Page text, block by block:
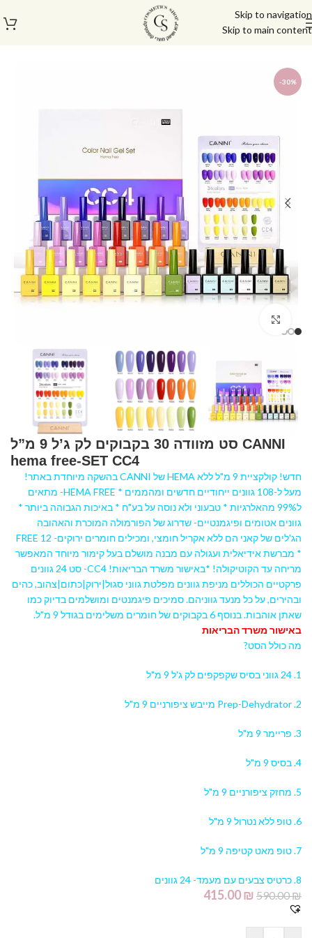
Skip to navigation
Skip to main content
-30%
CANNI סט מזוודה 30 בקבוקים לק ג’ל 9 מ”ל
hema free-SET CC4
חדש! קולקציית 9 מ"ל ללא HEMA של CANNI בהשקה מיוחדת באתר!
מעל ל-108 גוונים ייחודיים חדשים ומהממים * HEMA FREE- מתאים
ל99% מהאלרגיות * טבעוני ולא נוסה על בע"ח * באיכות הגבוהה ביותר *
גוונים אטומים ופיגמנטיים- שדרוג של הפורמולה המוכרת והאהובה
הג'לים של קאני הם ללא אקריל חומצי, ומכילים חומרים ירוקים- 12 FREE
* מברשת אידיאלית ועגולה עם מבנה מושלם בעל קימור מיוחד המאפשר
מריחה עד הקוטיקולה! *באישור משרד הבריאות! CC4- סט 24 גוונים
פרקטיים הכוללים מניפת גוונים מפלטת גווני סגול|ירוק|כתום|צהוב, כהים
ובהירים, על כל מנעד גווניהם. סמיכים פיגמנטים ומושלמים בדיוק כמו
שאתן אוהבות. בנוסף 6 בקבוקים של חומרים משלימים בגודל 9 מ"ל.
באישור משרד הבריאות
מה כולל הסט?
1. 24 גווני בסיס שקפקפים לק ג'ל 9 מ"ל
2. Prep-Dehydrator מייבש ציפורניים 9 מ"ל
3. פריימר 9 מ"ל
4. בסיס 9 מ"ל
5. מחזק ציפורניים 9 מ"ל
6. טופ ללא נטרול 9 מ"ל
7. טופ מאט קטיפה 9 מ"ל
8. כרטיס צבעים עם מעמד- 24 גוונים
590.00₪
415.00₪